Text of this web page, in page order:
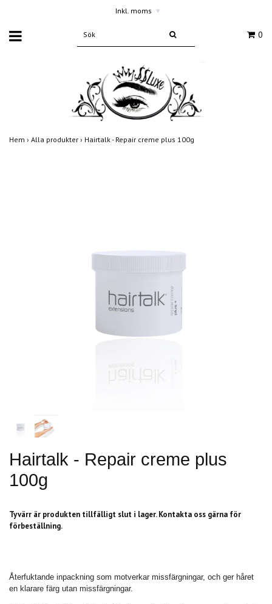
Inkl. moms ▾
0
Hem › Alla produkter › Hairtalk - Repair creme plus 100g
Hairtalk - Repair creme plus
100g
Tyvärr är produkten tillfälligt slut i lager. Kontakta oss gärna för
förbeställning.
Återfuktande inpackning som motverkar missfärgningar, och ger håret
en klarare färg utan missfärgningar.